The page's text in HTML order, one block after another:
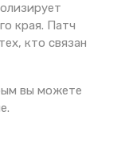
края. Патч
кто связан
вы можете